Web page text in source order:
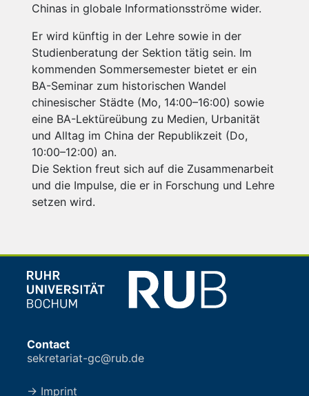
Chinas in globale Informationsströme wider.
Er wird künftig in der Lehre sowie in der
Studienberatung der Sektion tätig sein. Im
kommenden Sommersemester bietet er ein
BA-Seminar zum historischen Wandel
chinesischer Städte (Mo, 14:00–16:00) sowie
eine BA-Lektüreübung zu Medien, Urbanität
und Alltag im China der Republikzeit (Do,
10:00–12:00) an.
Die Sektion freut sich auf die Zusammenarbeit
und die Impulse, die er in Forschung und Lehre
setzen wird.
Contact
sekretariat-gc@rub.de
→ Imprint